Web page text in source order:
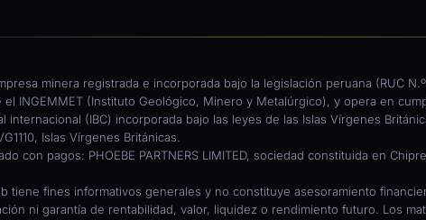
minera registrada e incorporada bajo la legislación peruana (RUC
el INGEMMET (Instituto Geológico, Minero y Metalúrgico), y opera en
internacional (IBC) incorporada bajo las leyes de las Islas Vírgenes
Islas Vírgenes Británicas.
con pagos: PHOEBE PARTNERS LIMITED, sociedad constituida en
tiene fines informativos generales y no constituye asesoramiento
ni garantía de rentabilidad, valor, liquidez o rendimiento futuro. Los